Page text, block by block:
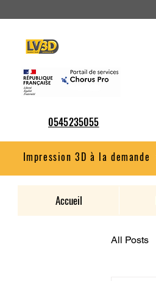
0545235055
Impression 3D à la demande
Accueil
All Posts